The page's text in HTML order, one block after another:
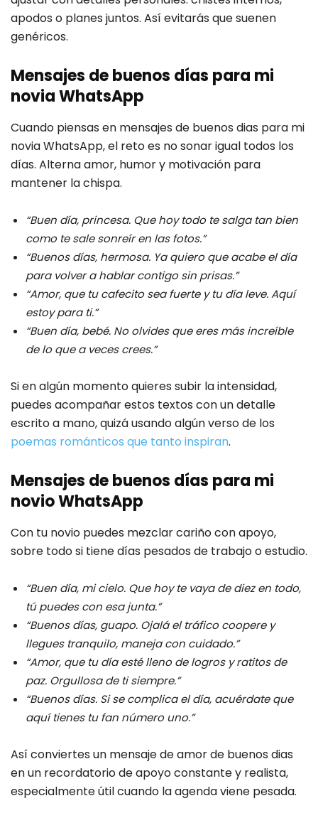
apodos o planes juntos. Así evitarás que suenen
genéricos.
Mensajes de buenos días para mi
novia WhatsApp
Cuando piensas en mensajes de buenos dias para mi
novia WhatsApp, el reto es no sonar igual todos los
días. Alterna amor, humor y motivación para
mantener la chispa.
“Buen día, princesa. Que hoy todo te salga tan bien
como te sale sonreír en las fotos.”
“Buenos días, hermosa. Ya quiero que acabe el día
para volver a hablar contigo sin prisas.”
“Amor, que tu cafecito sea fuerte y tu día leve. Aquí
estoy para ti.”
“Buen día, bebé. No olvides que eres más increíble
de lo que a veces crees.”
Si en algún momento quieres subir la intensidad,
puedes acompañar estos textos con un detalle
escrito a mano, quizá usando algún verso de los
poemas románticos que tanto inspiran.
Mensajes de buenos días para mi
novio WhatsApp
Con tu novio puedes mezclar cariño con apoyo,
sobre todo si tiene días pesados de trabajo o estudio.
“Buen día, mi cielo. Que hoy te vaya de diez en todo,
tú puedes con esa junta.”
“Buenos días, guapo. Ojalá el tráfico coopere y
llegues tranquilo, maneja con cuidado.”
“Amor, que tu día esté lleno de logros y ratitos de
paz. Orgullosa de ti siempre.”
“Buenos días. Si se complica el día, acuérdate que
aquí tienes tu fan número uno.”
Así conviertes un mensaje de amor de buenos dias
en un recordatorio de apoyo constante y realista,
especialmente útil cuando la agenda viene pesada.